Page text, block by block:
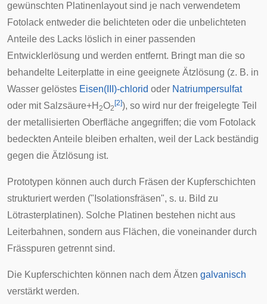
gewünschten Platinenlayout sind je nach verwendetem
Fotolack entweder die belichteten oder die unbelichteten
Anteile des Lacks löslich in einer passenden
Entwicklerlösung und werden entfernt. Bringt man die so
behandelte Leiterplatte in eine geeignete Ätzlösung (z. B. in
Wasser gelöstes Eisen(III)-chlorid oder Natriumpersulfat
oder mit Salzsäure+H 2O2
[2]), so wird nur der freigelegte Teil
der metallisierten Oberfläche angegriffen; die vom Fotolack
bedeckten Anteile bleiben erhalten, weil der Lack beständig
gegen die Ätzlösung ist.
Prototypen können auch durch Fräsen der Kupferschichten
strukturiert werden ("Isolationsfräsen", s. u. Bild zu
Lötrasterplatinen). Solche Platinen bestehen nicht aus
Leiterbahnen, sondern aus Flächen, die voneinander durch
Frässpuren getrennt sind.
Die Kupferschichten können nach dem Ätzen galvanisch
verstärkt werden.